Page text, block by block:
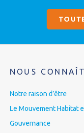
NOUS
Notre raison d’être
Le Mouvement Habitat
Gouvernance